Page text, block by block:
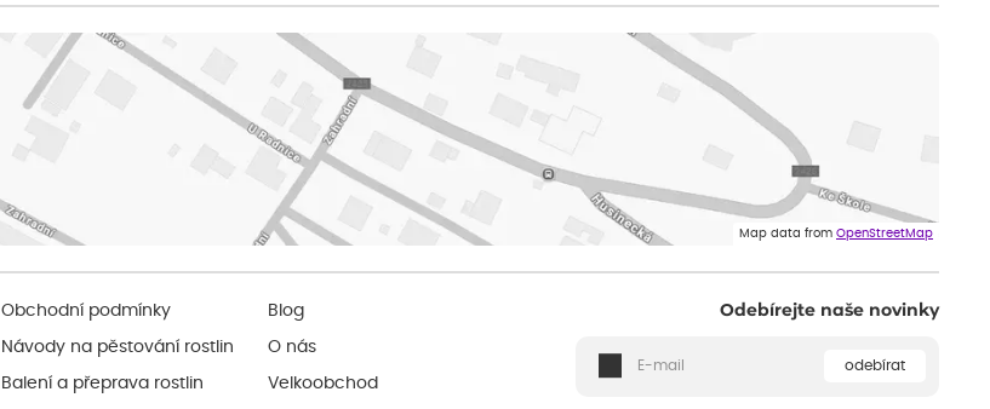
Map data from OpenStreetMap
Obchodní podmínky
Návody na pěstování rostlin
Balení a přeprava rostlin
Blog
O nás
Velkoobchod
Odebírejte naše novinky
odebírat